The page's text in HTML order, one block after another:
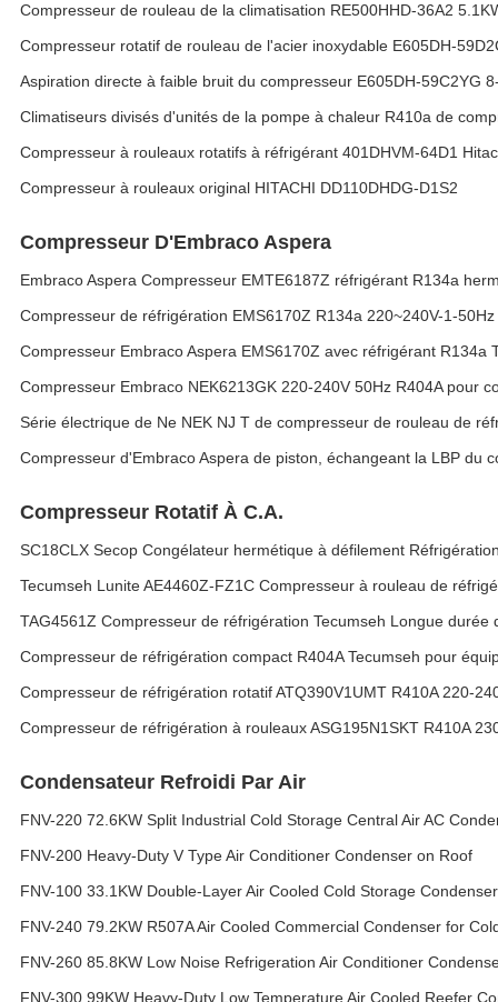
Compresseur de rouleau de la climatisation RE500HHD-36A2
Compresseur rotatif de rouleau de l'acier inoxydable E605DH-
Aspiration directe à faible bruit du compresseur E605DH-59C2YG
Climatiseurs divisés d'unités de la pompe à chaleur R410a de
Compresseur à rouleaux rotatifs à réfrigérant 401DHVM-64D1
Compresseur à rouleaux original HITACHI DD110DHDG-D1S2
Compresseur D'Embraco Aspera
Embraco Aspera Compresseur EMTE6187Z réfrigérant R134a
Compresseur de réfrigération EMS6170Z R134a 220~240V-1-
Compresseur Embraco Aspera EMS6170Z avec réfrigérant R134a
Compresseur Embraco NEK6213GK 220-240V 50Hz R404A pour
Série électrique de Ne NEK NJ T de compresseur de rouleau de
Compresseur d'Embraco Aspera de piston, échangeant la LBP du
Compresseur Rotatif À C.A.
SC18CLX Secop Congélateur hermétique à défilement
Tecumseh Lunite AE4460Z-FZ1C Compresseur à rouleau de
TAG4561Z Compresseur de réfrigération Tecumseh Longue durée
Compresseur de réfrigération compact R404A Tecumseh pour
Compresseur de réfrigération rotatif ATQ390V1UMT R410A 220-
Compresseur de réfrigération à rouleaux ASG195N1SKT R410A
Condensateur Refroidi Par Air
FNV-220 72.6KW Split Industrial Cold Storage Central Air AC
FNV-200 Heavy-Duty V Type Air Conditioner Condenser on Roof
FNV-100 33.1KW Double-Layer Air Cooled Cold Storage Condenser
FNV-240 79.2KW R507A Air Cooled Commercial Condenser for
FNV-260 85.8KW Low Noise Refrigeration Air Conditioner
FNV-300 99KW Heavy-Duty Low Temperature Air Cooled Reefer